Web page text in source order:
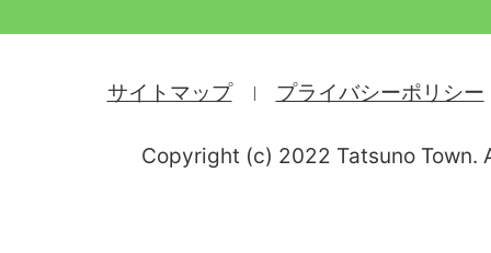
サイトマップ プライバシーポリシー
Copyright (c) 2022 Tatsuno Town.